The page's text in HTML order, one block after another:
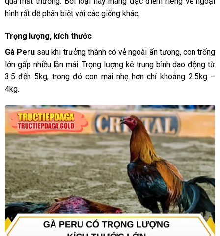
hình rất dễ phân biệt với các giống khác.
Trọng lượng, kích thước
Gà Peru sau khi trưởng thành có vẻ ngoài ấn tượng, con trống
lớn gấp nhiều lần mái. Trọng lượng kê trung bình dao động từ
3.5 đến 5kg, trong đó con mái nhẹ hơn chỉ khoảng 2.5kg –
4kg.